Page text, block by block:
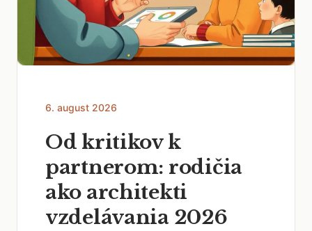
6. august 2026
Od kritikov k
partnerom: rodičia
ako architekti
vzdelávania 2026